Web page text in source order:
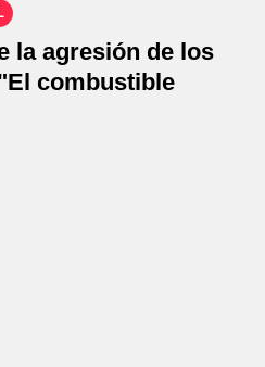
la agresión de los
combustible